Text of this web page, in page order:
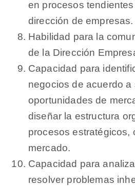
en procesos
dirección de empresas.
Habilidad para la
de la Dirección
Capacidad para
negocios de acuerdo
oportunidades de
diseñar la estructura
procesos estratégicos,
mercado.
Capacidad para
resolver problemas